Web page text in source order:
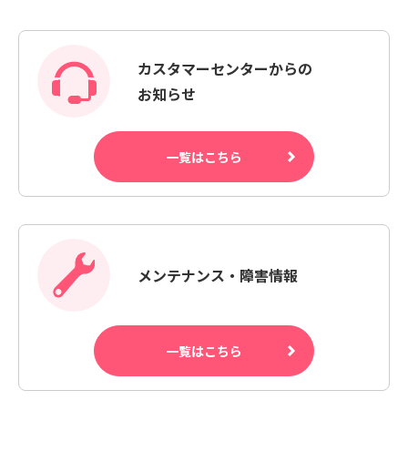
カスタマーセンターからの
お知らせ
一覧はこちら
メンテナンス・障害情報
一覧はこちら